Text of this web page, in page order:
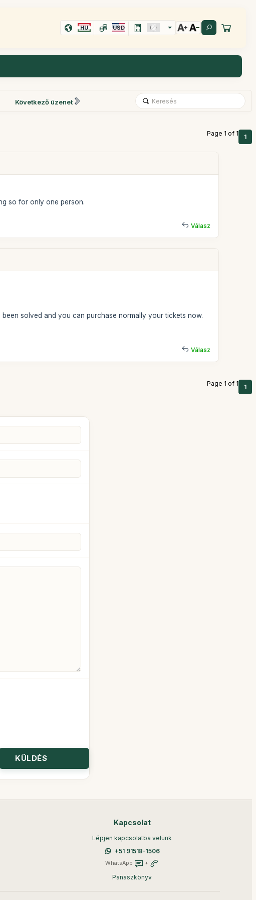
HU USD
Következő üzenet
Page 1 of 1 1
so for only one person.
Válasz
solved and you can purchase normally your tickets now.
Válasz
Page 1 of 1 1
Kapcsolat
Lépjen kapcsolatba velünk
+51 91518-1506
WhatsApp +
Panaszkönyv